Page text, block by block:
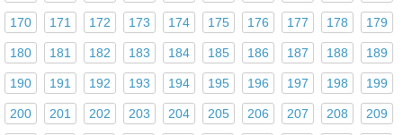
170 171 172 173 174 175 176 177 178 179
180 181 182 183 184 185 186 187 188 189
190 191 192 193 194 195 196 197 198 199
200 201 202 203 204 205 206 207 208 209